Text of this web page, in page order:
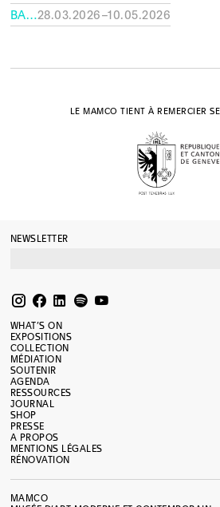
BAINS DES PÂQUIS28.03.2026–10.05.2026
LE MAMCO TIENT À REMERCIER
NEWSLETTER
WHAT’S ON
EXPOSITIONS
COLLECTION
MÉDIATION
SOUTENIR
AGENDA
RESSOURCES
JOURNAL
SHOP
PRESSE
A PROPOS
MENTIONS LÉGALES
RÉNOVATION
MAMCO